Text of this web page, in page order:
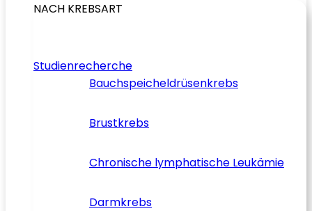
NACH KREBSART
Studienrecherche
Bauchspeicheldrüsenkrebs
Brustkrebs
Chronische lymphatische Leukämie
Darmkrebs